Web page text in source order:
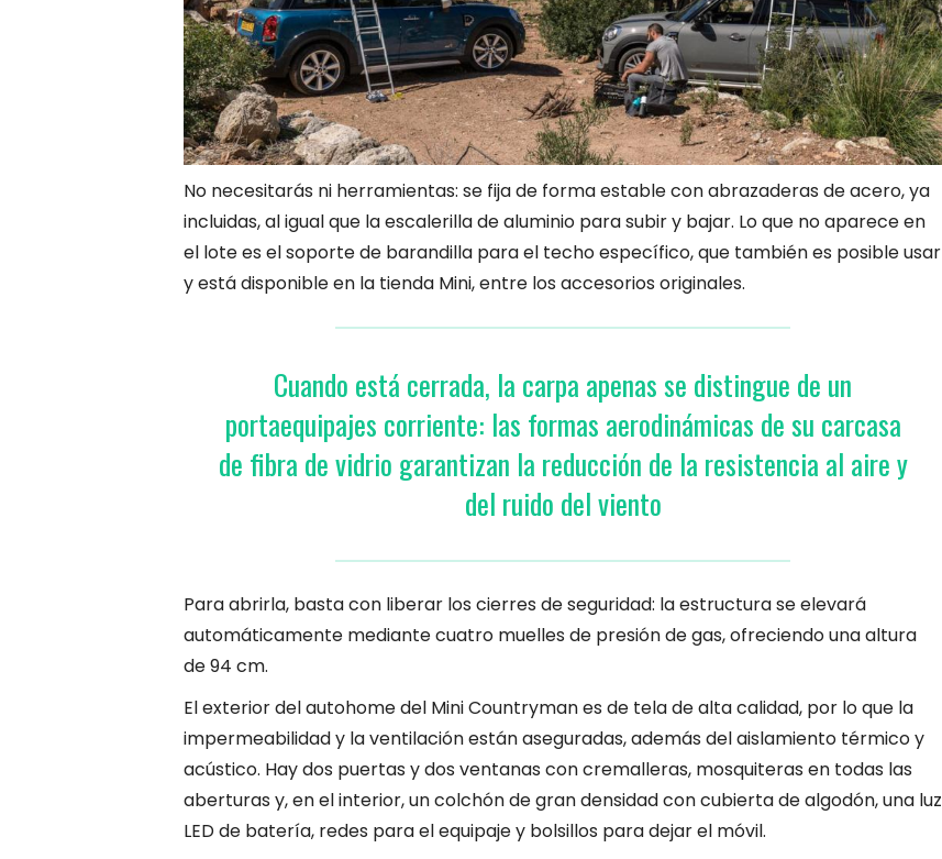
No necesitarás ni herramientas: se fija de forma estable con abrazaderas de acero, ya
incluidas, al igual que la escalerilla de aluminio para subir y bajar. Lo que no aparece en
el lote es el soporte de barandilla para el techo específico, que también es posible usar
y está disponible en la tienda Mini, entre los accesorios originales.
Cuando está cerrada, la carpa apenas se distingue de un
portaequipajes corriente: las formas aerodinámicas de su carcasa
de fibra de vidrio garantizan la reducción de la resistencia al aire y
del ruido del viento
Para abrirla, basta con liberar los cierres de seguridad: la estructura se elevará
automáticamente mediante cuatro muelles de presión de gas, ofreciendo una altura
de 94 cm.
El exterior del autohome del Mini Countryman es de tela de alta calidad, por lo que la
impermeabilidad y la ventilación están aseguradas, además del aislamiento térmico y
acústico. Hay dos puertas y dos ventanas con cremalleras, mosquiteras en todas las
aberturas y, en el interior, un colchón de gran densidad con cubierta de algodón, una luz
LED de batería, redes para el equipaje y bolsillos para dejar el móvil.